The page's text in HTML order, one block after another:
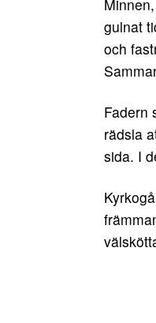
gulnat
och
Fadern
rädsla
sida. I